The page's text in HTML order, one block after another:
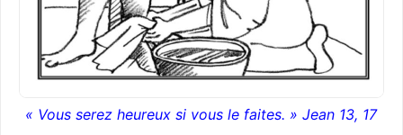
« Vous serez heureux si vous le faites.» Jean 13, 17